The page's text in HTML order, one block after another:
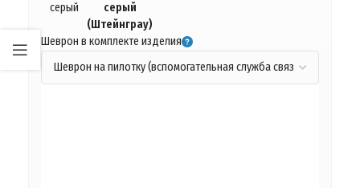
серый
серый
(Штейнграу)
Шеврон в комплекте изделия